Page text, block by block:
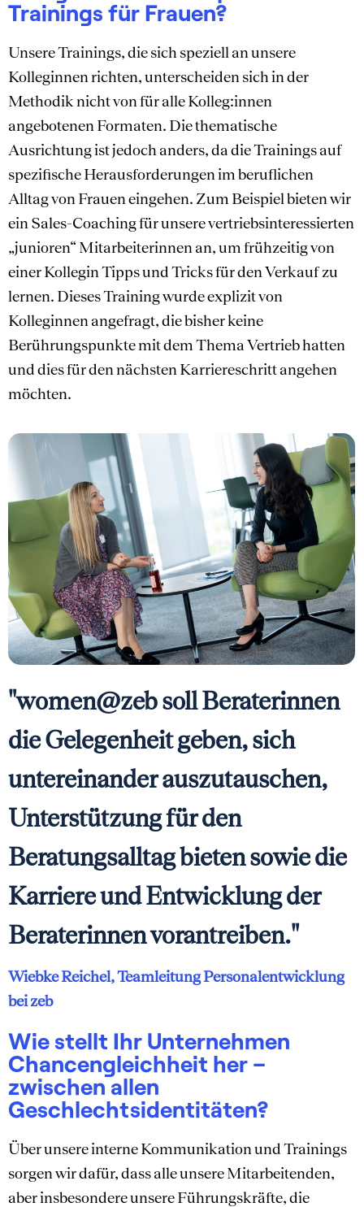
Trainings für Frauen?
Unsere Trainings, die sich speziell an unsere
Kolleginnen richten, unterscheiden sich in der
Methodik nicht von für alle Kolleg:innen
angebotenen Formaten. Die thematische
Ausrichtung ist jedoch anders, da die Trainings auf
spezifische Herausforderungen im beruflichen
Alltag von Frauen eingehen. Zum Beispiel bieten wir
ein Sales-Coaching für unsere vertriebsinteressierten
„junioren“ Mitarbeiterinnen an, um frühzeitig von
einer Kollegin Tipps und Tricks für den Verkauf zu
lernen. Dieses Training wurde explizit von
Kolleginnen angefragt, die bisher keine
Berührungspunkte mit dem Thema Vertrieb hatten
und dies für den nächsten Karriereschritt angehen
möchten.
"women@zeb soll Beraterinnen
die Gelegenheit geben, sich
untereinander auszutauschen,
Unterstützung für den
Beratungsalltag bieten sowie die
Karriere und Entwicklung der
Beraterinnen vorantreiben."
Wiebke Reichel, Teamleitung Personalentwicklung
bei zeb
Wie stellt Ihr Unternehmen
Chancengleichheit her –
zwischen allen
Geschlechtsidentitäten?
Über unsere interne Kommunikation und Trainings
sorgen wir dafür, dass alle unsere Mitarbeitenden,
aber insbesondere unsere Führungskräfte, die